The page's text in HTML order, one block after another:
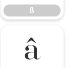
ß
â